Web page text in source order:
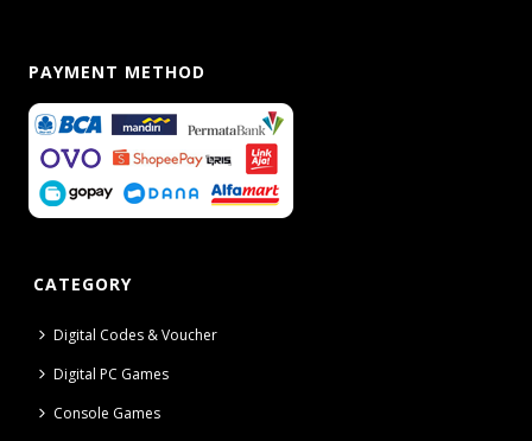
PAYMENT METHOD
CATEGORY
Digital Codes & Voucher
Digital PC Games
Console Games